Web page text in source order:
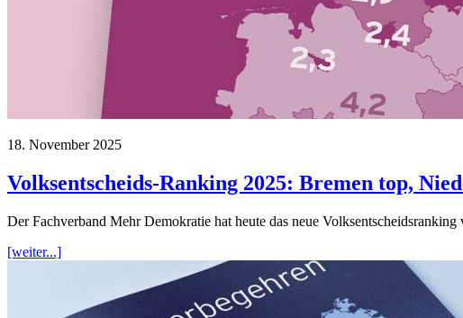
18. November 2025
Volksentscheids-Ranking 2025: Bremen top,
Der Fachverband Mehr Demokratie hat heute das neue
[weiter...]